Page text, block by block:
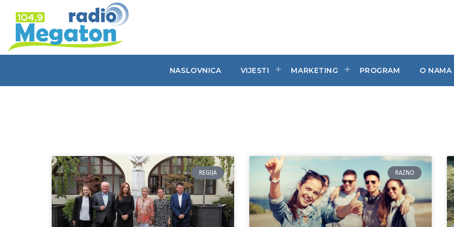
NASLOVNICA VIJESTI MARKETING PROGRAM O NAMA
REGIJA RAZNO